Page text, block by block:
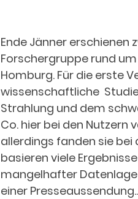
Ende Jänner
Forschergruppe rund
Homburg. Für die erste
wissenschaftliche
Strahlung und dem
Co. hier bei den Nutzern
allerdings fanden sie bei
basieren viele
mangelhafter Datenlage
einer